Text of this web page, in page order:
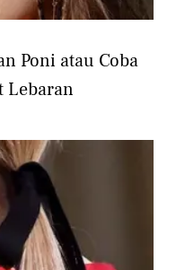
Poni atau Coba
Lebaran